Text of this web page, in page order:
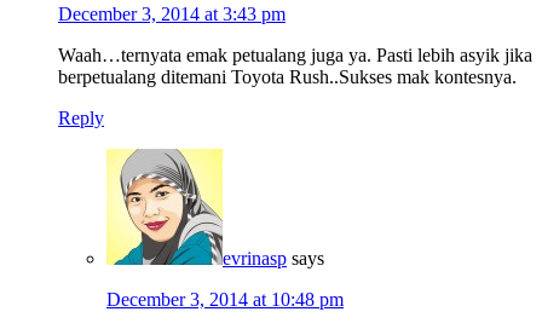
December 3, 2014 at 3:43 pm
Waah…ternyata emak petualang juga ya. Pasti lebih asyik jika
berpetualang ditemani Toyota Rush..Sukses mak kontesnya.
Reply
evrinasp says
December 3, 2014 at 10:48 pm